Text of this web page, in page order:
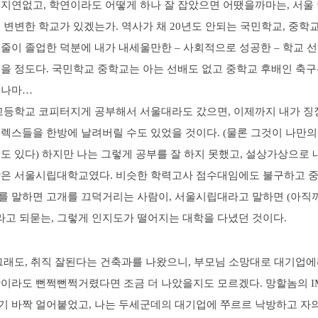
연없고, 학연이라도 어떻게 하나 잘 잡았으면 어땠을까마는, 서울
변변한 학교가 있겠는가. 역사가 채 20년도 안되는 국민학교, 중학
이 졸업한 덕분에 내가 내세울만한 – 사회적으로 성공한 – 학교
정도다. 국민학교 중학교는 아는 선배도 없고 중학교 후배인 축
나마…
등학교 코피터지게 공부해서 서울대라도 갔으면, 이제까지 내가 징
스들을 한방에 날려버릴 수도 있었을 것이다. (물론 그것이 나만
있다) 하지만 나는 그렇게 공부를 잘 하지 못했고, 설상가상으로
서울시립대학교였다. 비슷한 학력고사 점수대임에도 불구하고
말하면 고개를 끄덕거리는 사람이, 서울시립대라고 말하면 (아직
고 되묻는, 그렇게 인지도가 떨어지는 대학을 다녔던 것이다.
래도, 취직 잘된다는 건축과를 나왔으니, 부모님 소망대로 대기업
라도 뻔쩍뻔쩍거렸다면 조금 더 나았을지도 모르겠다. 망할놈의
바짝 얼어붙었고, 나는 두세군데의 대기업에 쭈르르 낙방하고 자